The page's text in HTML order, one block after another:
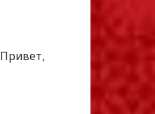
Привет,